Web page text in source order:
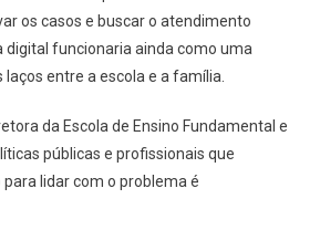
os casos e buscar o atendimento
funcionaria ainda como uma
entre a escola e a família.
da Escola de Ensino Fundamental e
públicas e profissionais que
lidar com o problema é